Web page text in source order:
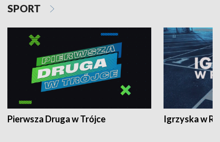
SPORT
Pierwsza Druga w Trójce Igrzyska w